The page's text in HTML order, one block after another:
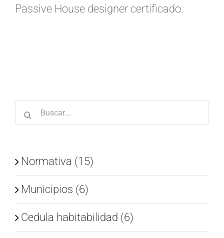
Passive House designer certificado.
Buscar:
Normativa (15)
Municipios (6)
Cedula habitabilidad (6)